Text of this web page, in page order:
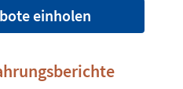
einholen